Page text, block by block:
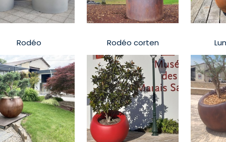
Rodéo Rodéo corten